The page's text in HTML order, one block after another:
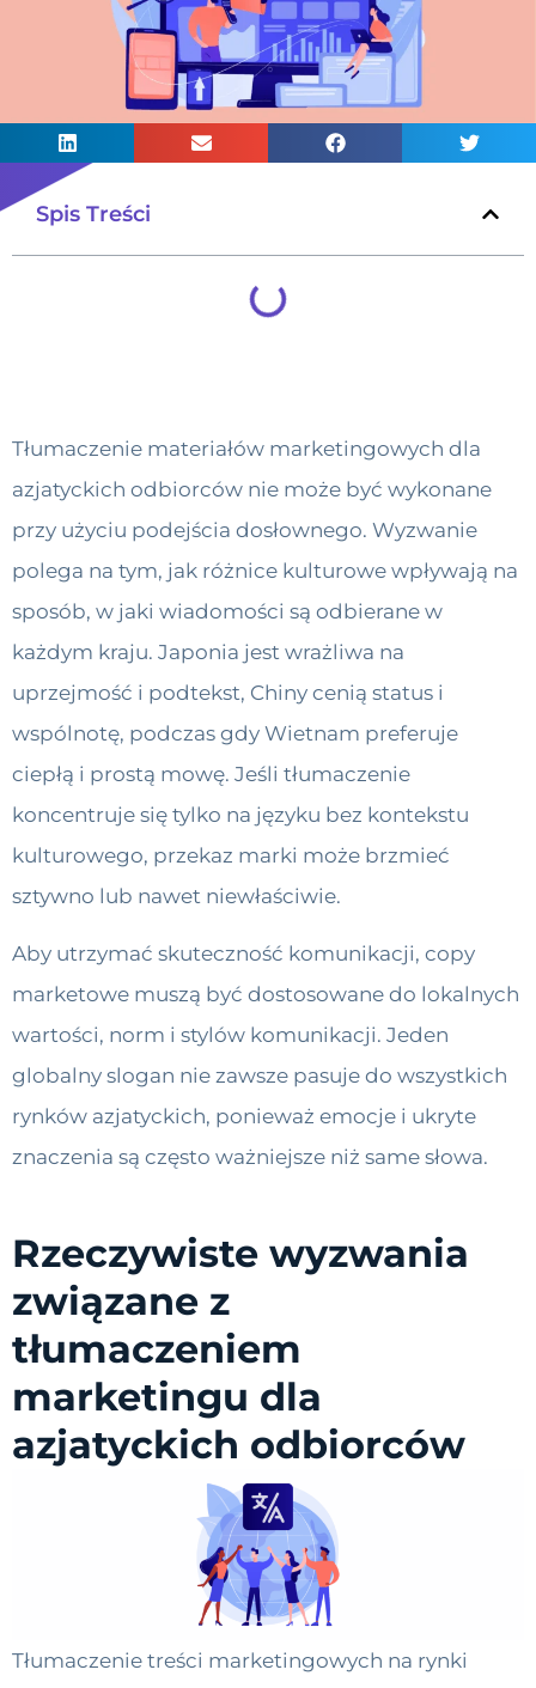
Spis Treści
Tłumaczenie materiałów marketingowych dla
azjatyckich odbiorców nie może być wykonane
przy użyciu podejścia dosłownego. Wyzwanie
polega na tym, jak różnice kulturowe wpływają na
sposób, w jaki wiadomości są odbierane w
każdym kraju. Japonia jest wrażliwa na
uprzejmość i podtekst, Chiny cenią status i
wspólnotę, podczas gdy Wietnam preferuje
ciepłą i prostą mowę. Jeśli tłumaczenie
koncentruje się tylko na języku bez kontekstu
kulturowego, przekaz marki może brzmieć
sztywno lub nawet niewłaściwie.
Aby utrzymać skuteczność komunikacji, copy
marketowe muszą być dostosowane do lokalnych
wartości, norm i stylów komunikacji. Jeden
globalny slogan nie zawsze pasuje do wszystkich
rynków azjatyckich, ponieważ emocje i ukryte
znaczenia są często ważniejsze niż same słowa.
Rzeczywiste wyzwania
związane z
tłumaczeniem
marketingu dla
azjatyckich odbiorców
Tłumaczenie treści marketingowych na rynki